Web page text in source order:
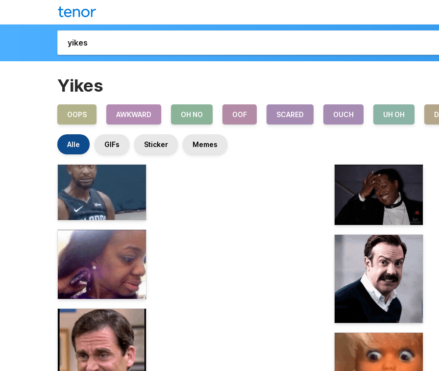
Yikes
OOPS AWKWARD OH NO OOF SCARED OUCH UH OH
Alle GIFs Sticker Memes